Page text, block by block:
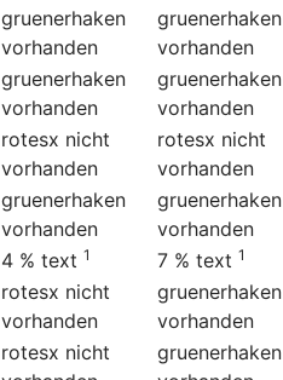
gruenerhaken
vorhanden
gruenerhaken
vorhanden
gruenerhaken
vorhanden
gruenerhaken
vorhanden
rotesx nicht
vorhanden
rotesx nicht
vorhanden
gruenerhaken
vorhanden
gruenerhaken
vorhanden
4 % text 1 7 % text 1
rotesx nicht
vorhanden
gruenerhaken
vorhanden
rotesx nicht
gruenerhaken